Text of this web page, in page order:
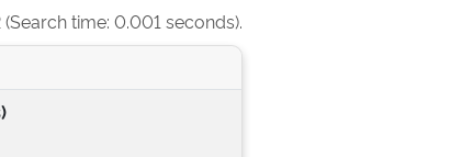
time: 0.001 seconds).